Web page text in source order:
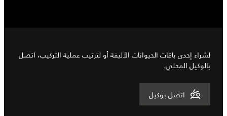
لشراء إحدى باقات الحيوانات الأليفة أو لترتيب عملية التركيب، اتصل
بالوكيل المحلي.
اتصل بوكيل